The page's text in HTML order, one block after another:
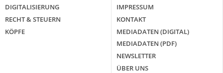
DIGITALISIERUNG
RECHT & STEUERN
KÖPFE
IMPRESSUM
KONTAKT
MEDIADATEN (DIGITAL)
MEDIADATEN (PDF)
NEWSLETTER
ÜBER UNS